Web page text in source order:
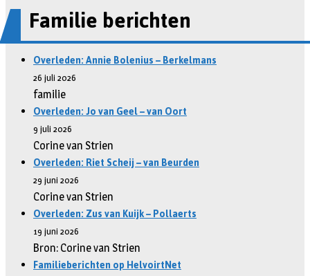
Familie berichten
Overleden: Annie Bolenius – Berkelmans
26 juli 2026
familie
Overleden: Jo van Geel – van Oort
9 juli 2026
Corine van Strien
Overleden: Riet Scheij – van Beurden
29 juni 2026
Corine van Strien
Overleden: Zus van Kuijk – Pollaerts
19 juni 2026
Bron: Corine van Strien
Familieberichten op HelvoirtNet